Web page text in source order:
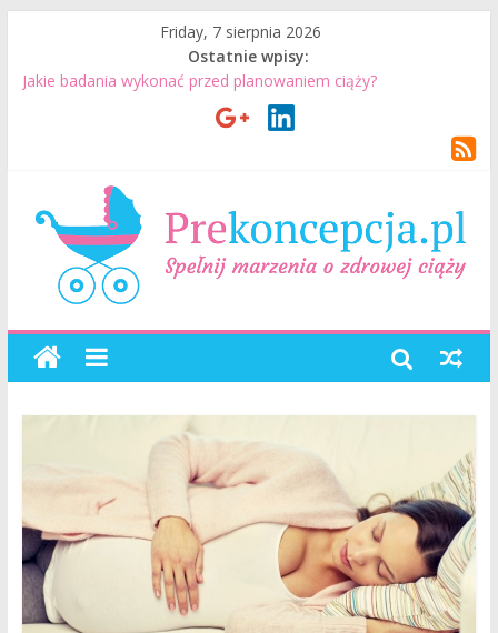
Friday, 7 sierpnia 2026
Ostatnie wpisy:
Jakie badania wykonać przed planowaniem ciąży?
Jak mężczyzna może przygotować się do ciąży? 7 rzeczy, które
specjalistą?
Planowanie ciąży. Jak planować ciążę? Jak przygotować się do